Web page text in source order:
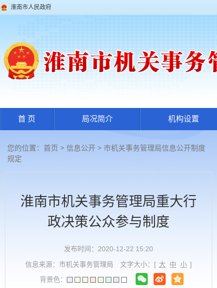
淮南市人民政府
首 页 局况简介 机构设置
您的位置： 首页 > 信息公开 > 市机关事务管理局信息公开制度
规定
淮南市机关事务管理局重大行
政决策公众参与制度
发布时间：2020-12-22 15:20
信息来源：市机关事务管理局
文字大小：[ 大 中 小 ]
背景色：